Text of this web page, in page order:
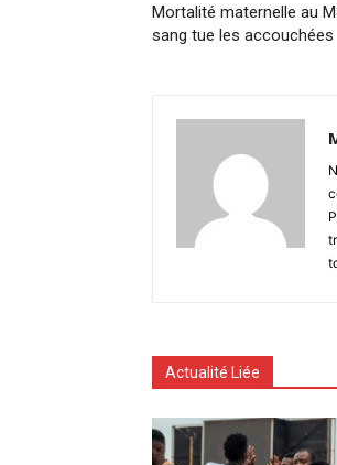
Mortalité maternelle au
sang tue les accouchées
Actualité Liée